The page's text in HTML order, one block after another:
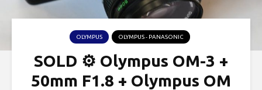
OLYMPUS OLYMPUS - PANASONIC
SOLD ⚙ Olympus OM-3 +
50mm F1.8 + Olympus OM